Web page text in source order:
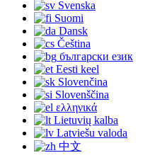
Svenska
Suomi
Dansk
Čeština
български език
Eesti keel
Slovenčina
Slovenščina
ελληνικά
Lietuvių kalba
Latviešu valoda
中文